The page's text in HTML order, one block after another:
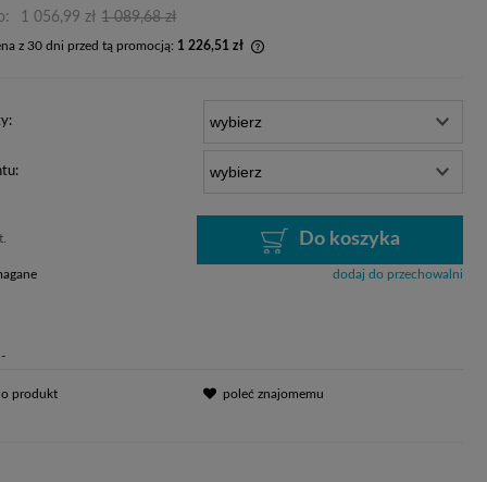
1 056,99 zł 1 089,68 zł
z 30 dni przed tą promocją: 1 226,51 zł
jest najniższa cena od
Do koszyka
dodaj do przechowalni
-
o produkt poleć znajomemu